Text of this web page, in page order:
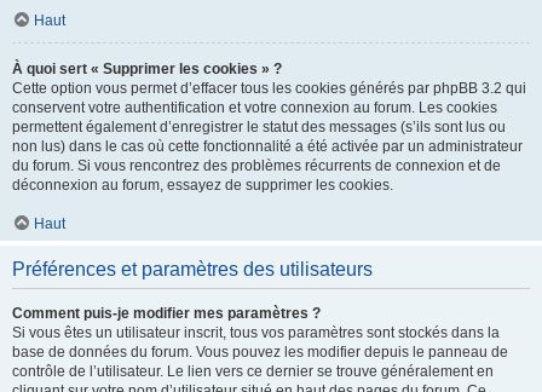
Haut
À quoi sert « Supprimer les cookies » ?
Cette option vous permet d’effacer tous les cookies générés par phpBB 3.2 qui
conservent votre authentification et votre connexion au forum. Les cookies
permettent également d’enregistrer le statut des messages (s’ils sont lus ou
non lus) dans le cas où cette fonctionnalité a été activée par un administrateur
du forum. Si vous rencontrez des problèmes récurrents de connexion et de
déconnexion au forum, essayez de supprimer les cookies.
Haut
Préférences et paramètres des utilisateurs
Comment puis-je modifier mes paramètres ?
Si vous êtes un utilisateur inscrit, tous vos paramètres sont stockés dans la
base de données du forum. Vous pouvez les modifier depuis le panneau de
contrôle de l’utilisateur. Le lien vers ce dernier se trouve généralement en